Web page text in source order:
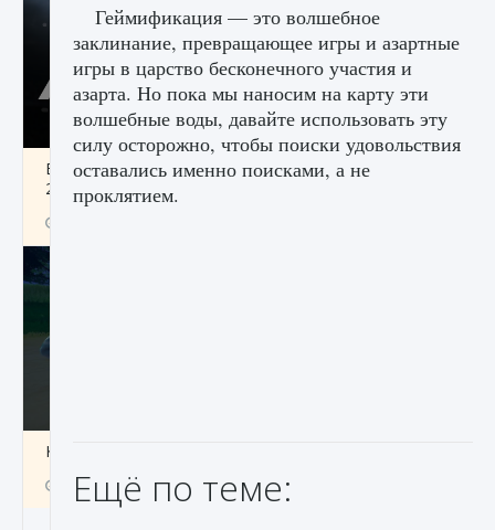
Все новые функции Ultimate Team в EA FC
25
Как включить чат в Fortnite
9 августа 2024 1 335
Геймификация — это волшебное
заклинание, превращающее игры и азартные
игры в царство бесконечного участия и
азарта. Но пока мы наносим на карту эти
волшебные воды, давайте использовать эту
силу осторожно, чтобы поиски удовольствия
оставались именно поисками, а не
проклятием.
Ещё по теме: